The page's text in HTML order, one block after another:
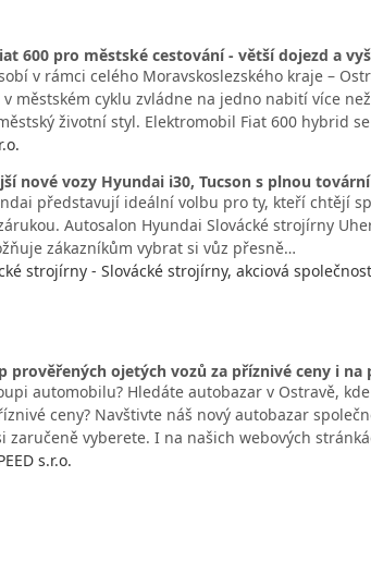
600 pro městské cestování - větší dojezd a
v rámci celého Moravskoslezského kraje –
městském cyklu zvládne na jedno nabití více
životní styl. Elektromobil Fiat 600 hybrid
nové vozy Hyundai i30, Tucson s plnou
představují ideální volbu pro ty, kteří chtějí
Autosalon Hyundai Slovácké strojírny
zákazníkům vybrat si vůz přesně…
strojírny - Slovácké strojírny, akciová společnost
prověřených ojetých vozů za příznivé ceny i
automobilu? Hledáte autobazar v Ostravě,
ceny? Navštivte náš nový autobazar
zaručeně vyberete. I na našich webových
s.r.o.